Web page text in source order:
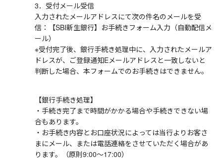
3．受付メール受信
入力されたメールアドレスにて次の件名のメールを受
信：【SBI新生銀行】お手続きフォーム入力（自動配信メ
ール）
※受付完了後、銀行手続き処理中に、入力されたメールア
ドレスが、ご登録通知Eメールアドレスと一致しないと
判断した場合、本フォームでのお手続きはできません。
【銀行手続き処理】
・手続き完了まで時間がかかる場合や手続きできない場
合もあります。
・お手続き内容とお口座状況によっては当行よりお客さ
まにメール、または電話連絡をさせていただく場合があ
ります。（原則9:00～17:00）